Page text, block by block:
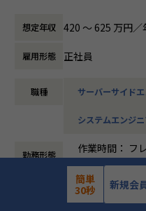
【業務の変更の範囲】
無
切に運営し、プロダクトが
題を解決しながら、プロダ
ていきます。
リクルートの各種サービス
今回は、そのデータプロダ
具体的には、下記のような
・データプロダクトの運営と
監視、障害対応などのシス
想定年収 420 〜 625 万円／
雇用形態 正社員
職種 サーバーサイド
システムエンジ
勤務形態
作業時間： フ
イム
働き方：フル
時間外労働の
間）
ニジボックス
簡単
30秒
新規会